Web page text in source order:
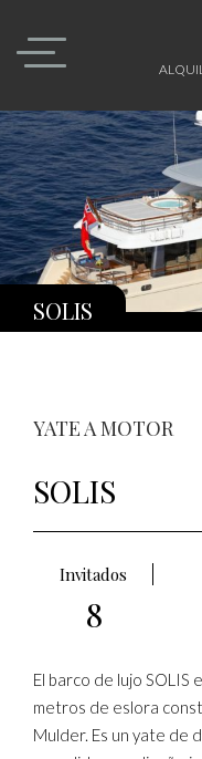
content
SOLIS
YATE A MOTOR
SOLIS
Invitados
8
El barco de lujo SOLIS
metros de eslora
Mulder. Es un yate de